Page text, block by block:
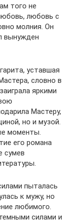
того не
любовь с
молния. Он
вынужден
уставшая
словно в
яркими
Мастеру,
но и музой.
моменты.
его романа
сумев
пыталась
к мужу, но
любимого.
силами и